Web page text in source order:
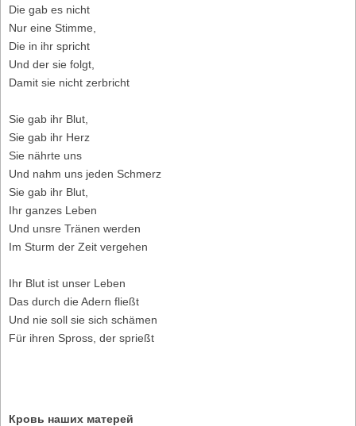
Die gab es nicht
Nur eine Stimme,
Die in ihr spricht
Und der sie folgt,
Damit sie nicht zerbricht
Sie gab ihr Blut,
Sie gab ihr Herz
Sie nährte uns
Und nahm uns jeden Schmerz
Sie gab ihr Blut,
Ihr ganzes Leben
Und unsre Tränen werden
Im Sturm der Zeit vergehen
Ihr Blut ist unser Leben
Das durch die Adern fließt
Und nie soll sie sich schämen
Für ihren Spross, der sprießt
Кровь наших матерей